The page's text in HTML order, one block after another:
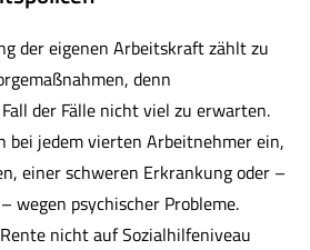
der eigenen Arbeitskraft zählt zu
denn
der Fälle nicht viel zu erwarten.
jedem vierten Arbeitnehmer ein,
einer schweren Erkrankung oder –
wegen psychischer Probleme.
nicht auf Sozialhilfeniveau